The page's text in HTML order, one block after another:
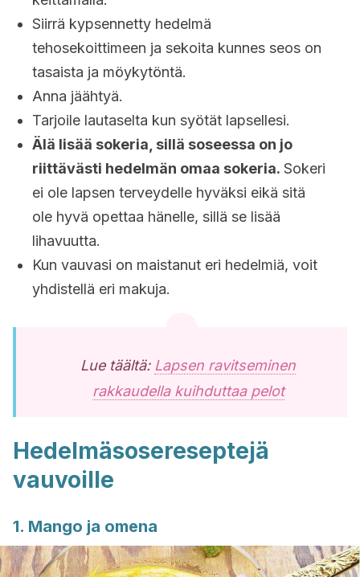
Siirrä kypsennetty hedelmä
tehosekoittimeen ja sekoita kunnes seos on
tasaista ja möykytöntä.
Anna jäähtyä.
Tarjoile lautaselta kun syötät lapsellesi.
Älä lisää sokeria, sillä soseessa on jo
riittävästi hedelmän omaa sokeria. Sokeri
ei ole lapsen terveydelle hyväksi eikä sitä
ole hyvä opettaa hänelle, sillä se lisää
lihavuutta.
Kun vauvasi on maistanut eri hedelmiä, voit
yhdistellä eri makuja.
Lue täältä: Lapsen ravitseminen
rakkaudella kuihduttaa pelot
Hedelmäsosereseptejä
vauvoille
1. Mango ja omena